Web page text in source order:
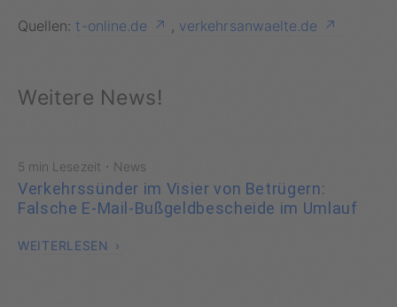
Quellen: t-online.de , verkehrsanwaelte.de
Weitere News!
5 min Lesezeit · News
Verkehrssünder im Visier von Betrügern:
Falsche E-Mail-Bußgeldbescheide im Umlauf
WEITERLESEN